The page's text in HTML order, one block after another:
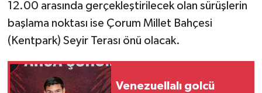
12.00 arasında gerçekleştirilecek olan sürüşlerin
başlama noktası ise Çorum Millet Bahçesi
(Kentpark) Seyir Terası önü olacak.
Venezuellalı golcü